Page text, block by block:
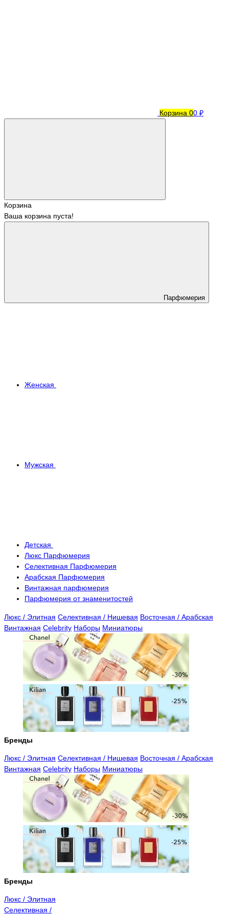
Корзина 00 ₽
Корзина
Ваша корзина пуста!
Парфюмерия
Женская
Мужская
Детская
Люкс Парфюмерия
Селективная Парфюмерия
Арабская Парфюмерия
Винтажная парфюмерия
Парфюмерия от знаменитостей
Люкс / Элитная Селективная / Нишевая Восточная / Арабская
Винтажная Celebrity Наборы Миниатюры
Бренды
Люкс / Элитная Селективная / Нишевая Восточная / Арабская
Винтажная Celebrity Наборы Миниатюры
Бренды
Люкс / Элитная
Селективная /